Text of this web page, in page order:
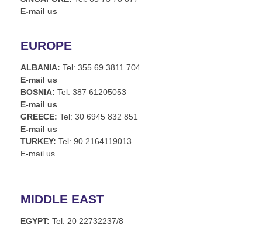
E-mail us
EUROPE
ALBANIA: Tel: 355 69 3811 704
E-mail us
BOSNIA: Tel: 387 61205053
E-mail us
GREECE: Tel: 30 6945 832 851
E-mail us
TURKEY: Tel: 90 2164119013
E-mail us
MIDDLE EAST
EGYPT: Tel: 20 22732237/8